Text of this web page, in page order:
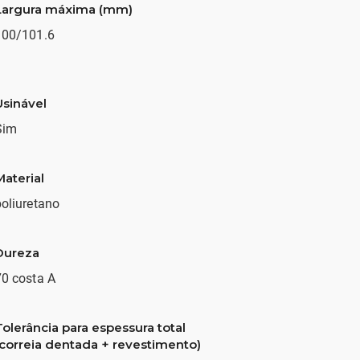
máxima (mm)
101.6
costa A
para espessura total
dentada + revestimento)